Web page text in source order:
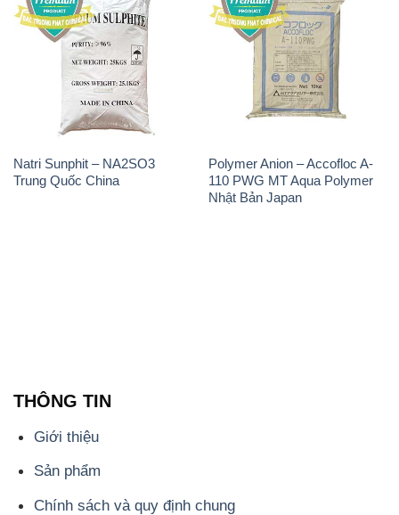
Natri Sunphit – NA2SO3
Trung Quốc China
Polymer Anion – Accofloc A-
110 PWG MT Aqua Polymer
Nhật Bản Japan
THÔNG TIN
Giới thiệu
Sản phẩm
Chính sách và quy định chung